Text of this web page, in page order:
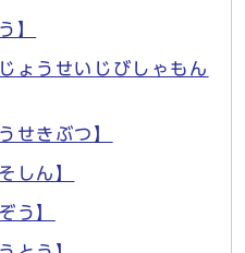
】
ょうせいじびしゃもん
せきぶつ】
しん】
う】